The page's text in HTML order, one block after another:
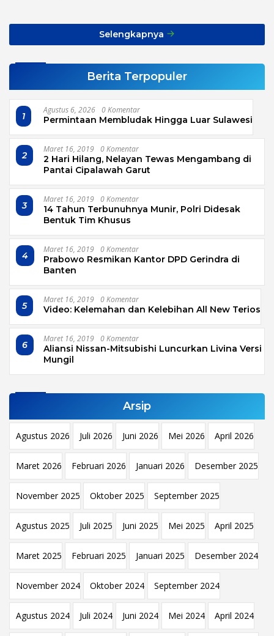
Selengkapnya
Berita Terpopuler
1
Agustus 6, 2026 0 Komentar
Permintaan Membludak Hingga Luar Sulawesi
2
Maret 16, 2019 0 Komentar
2 Hari Hilang, Nelayan Tewas Mengambang di
Pantai Cipalawah Garut
3
Maret 16, 2019 0 Komentar
14 Tahun Terbunuhnya Munir, Polri Didesak
Bentuk Tim Khusus
4
Maret 16, 2019 0 Komentar
Prabowo Resmikan Kantor DPD Gerindra di
Banten
5
Maret 16, 2019 0 Komentar
Video: Kelemahan dan Kelebihan All New Terios
6
Maret 16, 2019 0 Komentar
Aliansi Nissan-Mitsubishi Luncurkan Livina Versi
Mungil
Arsip
Agustus 2026 Juli 2026 Juni 2026 Mei 2026 April 2026
Maret 2026 Februari 2026 Januari 2026 Desember 2025
November 2025 Oktober 2025 September 2025
Agustus 2025 Juli 2025 Juni 2025 Mei 2025 April 2025
Maret 2025 Februari 2025 Januari 2025 Desember 2024
November 2024 Oktober 2024 September 2024
Agustus 2024 Juli 2024 Juni 2024 Mei 2024 April 2024